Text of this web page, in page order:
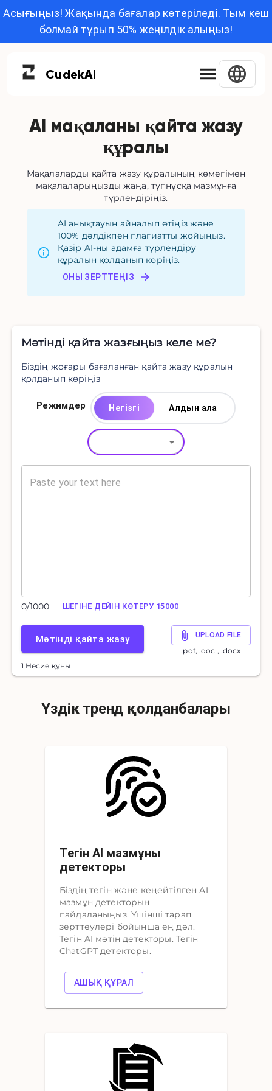
Асығыңыз! Жақында бағалар көтеріледі. Тым кеш
болмай тұрып 50% жеңілдік алыңыз!
CudekAI
AI мақаланы қайта жазу
құралы
Мақалаларды қайта жазу құралының көмегімен
мақалаларыңызды жаңа, түпнұсқа мазмұнға
түрлендіріңіз.
AI анықтауын айналып өтіңіз және
100% дәлдікпен плагиатты жойыңыз.
Қазір AI-ны адамға түрлендіру
құралын қолданып көріңіз.
ОНЫ ЗЕРТТЕҢІЗ
Мәтінді қайта жазғыңыз келе ме?
Біздің жоғары бағаланған қайта жазу құралын
қолданып көріңіз
Режимдер Негізгі Алдын ала
0/1000 ШЕГІНЕ ДЕЙІН КӨТЕРУ 15000
Мәтінді қайта жазу UPLOAD FILE
.pdf, .doc , .docx
1 Несие құны
Үздік тренд қолданбалары
Тегін AI мазмұны
детекторы
Біздің тегін және кеңейтілген AI
мазмұн детекторын
пайдаланыңыз. Үшінші тарап
зерттеулері бойынша ең дәл.
Тегін AI мәтін детекторы. Тегін
ChatGPT детекторы.
АШЫҚ ҚҰРАЛ